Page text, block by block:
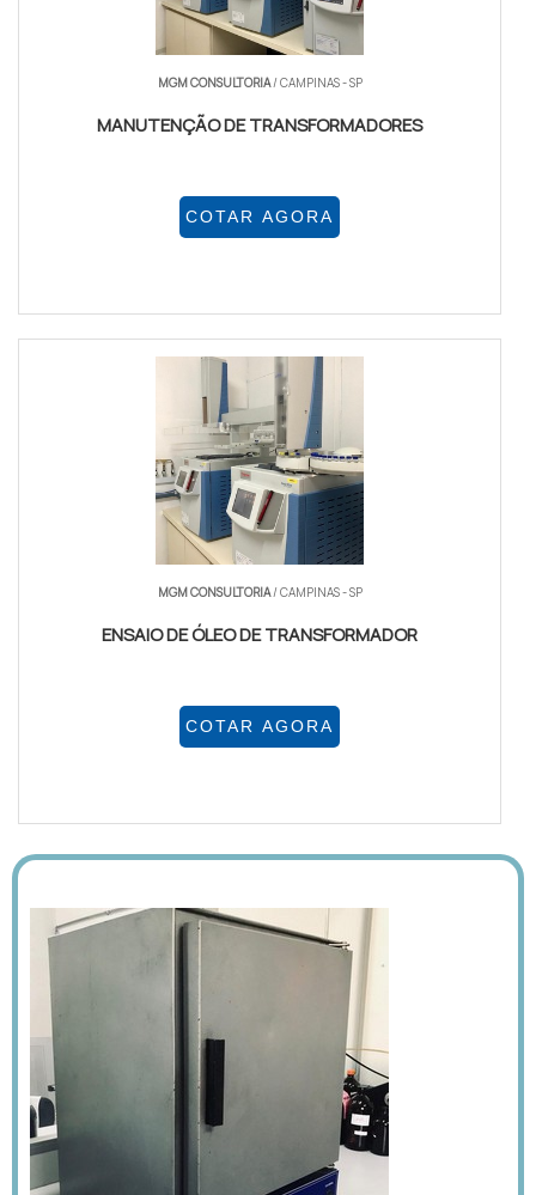
MGM CONSULTORIA/ CAMPINAS - SP
MANUTENÇÃO DE TRANSFORMADORES
COTAR AGORA
MGM CONSULTORIA/ CAMPINAS - SP
ENSAIO DE ÓLEO DE TRANSFORMADOR
COTAR AGORA